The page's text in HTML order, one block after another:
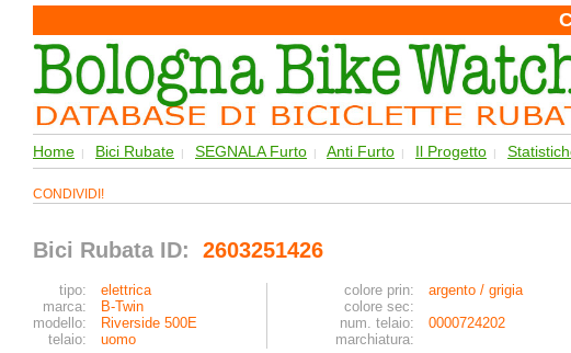
Home | Bici Rubate | SEGNALA Furto | Anti Furto | Il Progetto |
CONDIVIDI!
Bici Rubata ID: 2603251426
tipo: elettrica colore prin: argento / grigia
marca:
B-Twin colore sec:
modello:
Riverside 500E num. telaio: 0000724202
telaio:
uomo
marchiatura: